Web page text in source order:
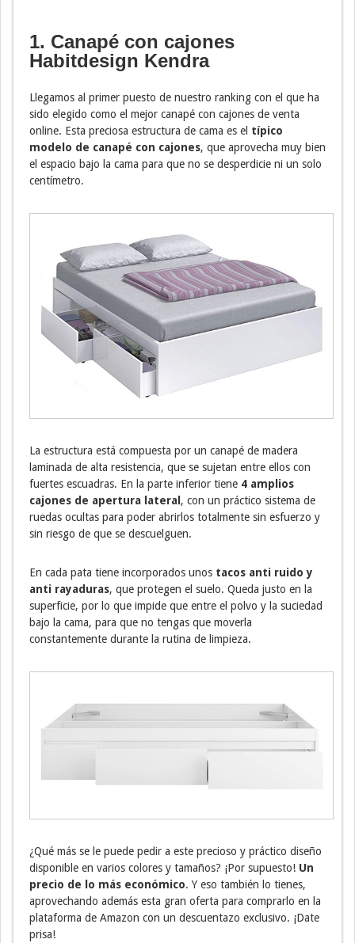
1. Canapé con cajones
Habitdesign Kendra
Llegamos al primer puesto de nuestro ranking con el que ha
sido elegido como el mejor canapé con cajones de venta
online. Esta preciosa estructura de cama es el típico
modelo de canapé con cajones, que aprovecha muy bien
el espacio bajo la cama para que no se desperdicie ni un solo
centímetro.
La estructura está compuesta por un canapé de madera
laminada de alta resistencia, que se sujetan entre ellos con
fuertes escuadras. En la parte inferior tiene 4 amplios
cajones de apertura lateral, con un práctico sistema de
ruedas ocultas para poder abrirlos totalmente sin esfuerzo y
sin riesgo de que se descuelguen.
En cada pata tiene incorporados unos tacos anti ruido y
anti rayaduras, que protegen el suelo. Queda justo en la
superficie, por lo que impide que entre el polvo y la suciedad
bajo la cama, para que no tengas que moverla
constantemente durante la rutina de limpieza.
¿Qué más se le puede pedir a este precioso y práctico diseño
disponible en varios colores y tamaños? ¡Por supuesto! Un
precio de lo más económico. Y eso también lo tienes,
aprovechando además esta gran oferta para comprarlo en la
plataforma de Amazon con un descuentazo exclusivo. ¡Date
prisa!